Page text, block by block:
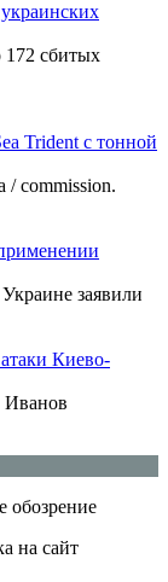
сбитых
Trident с тонной
/ commission.
заявили
Киево-
Иванов
обозрение
на сайт